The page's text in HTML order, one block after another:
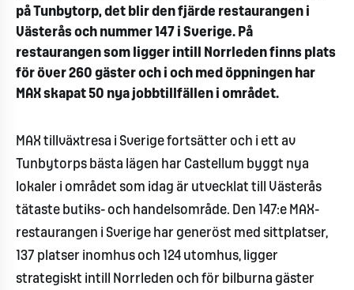
på Tunbytorp, det blir den fjärde restaurangen i
Västerås och nummer 147 i Sverige. På
restaurangen som ligger intill Norrleden finns plats
för över 260 gäster och i och med öppningen har
MAX skapat 50 nya jobbtillfällen i området.
MAX tillväxtresa i Sverige fortsätter och i ett av
Tunbytorps bästa lägen har Castellum byggt nya
lokaler i området som idag är utvecklat till Västerås
tätaste butiks- och handelsområde. Den 147:e MAX-
restaurangen i Sverige har generöst med sittplatser,
137 platser inomhus och 124 utomhus, ligger
strategiskt intill Norrleden och för bilburna gäster